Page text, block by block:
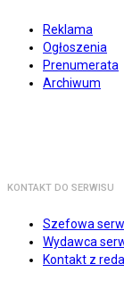
Reklama
Ogłoszenia
Prenumerata
Archiwum
KONTAKT DO SERWISU
Szefowa
Wydawca
Kontakt z